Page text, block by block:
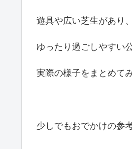
遊具や広い芝生があり、
ゆったり過ごしやすい
実際の様子をまとめて
少しでもおでかけの参